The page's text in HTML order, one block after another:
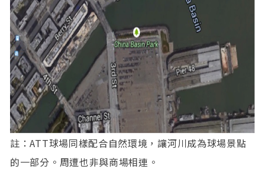
註：ATT球場同樣配合自然環境，讓河川成為球場景點
的一部分。周遭也非與商場相連。